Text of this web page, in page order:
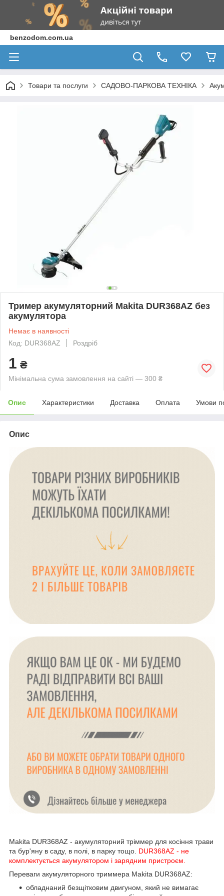
benzodom.com.ua
Товари та послуги САДОВО-ПАРКОВА ТЕХНІКА
Тример акумуляторний Makita DUR368AZ без
акумулятора
Немає в наявності
Код: DUR368AZ
Роздріб
1 ₴
Мінімальна сума замовлення на сайті — 300 ₴
Опис Характеристики Доставка Оплата Умови
Опис
Makita DUR368AZ - акумуляторний тріммер для косіння трави
та бур'яну в саду, в полі, в парку тощо. DUR368AZ - не
комплектується акумулятором і зарядним пристроєм.
Переваги акумуляторного триммера Makita DUR368AZ:
обладнаний безщітковим двигуном, який не вимагає